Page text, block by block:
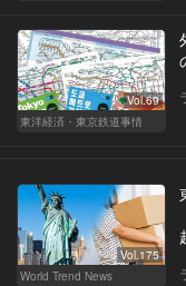
Vol.69
東洋経済・東京鉄道事情
Vol.175
World Trend News